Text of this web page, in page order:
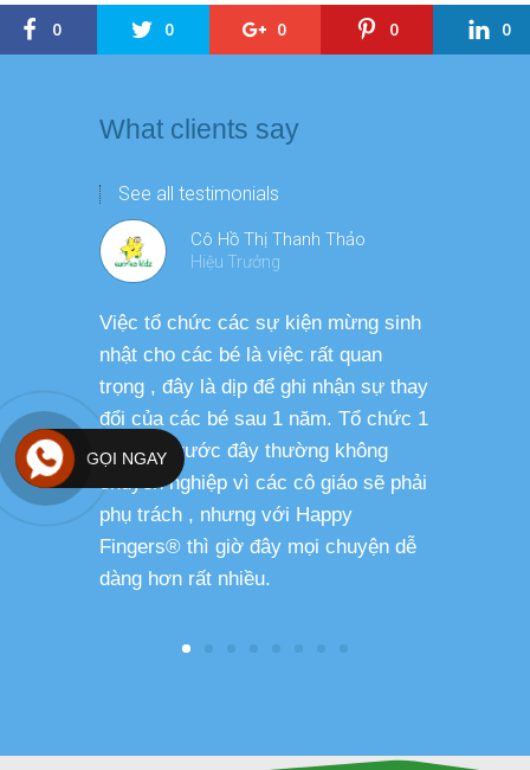
0 0 0 0 0
What clients say
See all testimonials
Cô Hồ Thị Thanh Thảo
Hiệu Trưởng
Việc tổ chức các sự kiện mừng sinh
nhật cho các bé là việc rất quan
trọng , đây là dịp để ghi nhận sự thay
đổi của các bé sau 1 năm. Tổ chức 1
sự kiện trước đây thường không
chuyên nghiệp vì các cô giáo sẽ phải
phụ trách , nhưng với Happy
Fingers® thì giờ đây mọi chuyện dễ
dàng hơn rất nhiều.
GỌI NGAY